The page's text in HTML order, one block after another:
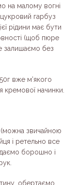
на малому вогні
цукровий гарбуз
рідини має бути
(щоб пюре
залишаємо без
вже м’якого
кремової начинки.
звичайною
і ретельно все
борошно і
обертаємо